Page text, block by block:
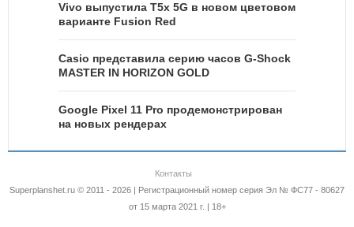
Vivo выпустила T5x 5G в новом цветовом
варианте Fusion Red
Casio представила серию часов G-Shock
MASTER IN HORIZON GOLD
Google Pixel 11 Pro продемонстрирован
на новых рендерах
Контакты
Superplanshet.ru © 2011 - 2026 | Регистрационный номер серия Эл № ФС77 - 80627
от 15 марта 2021 г. | 18+